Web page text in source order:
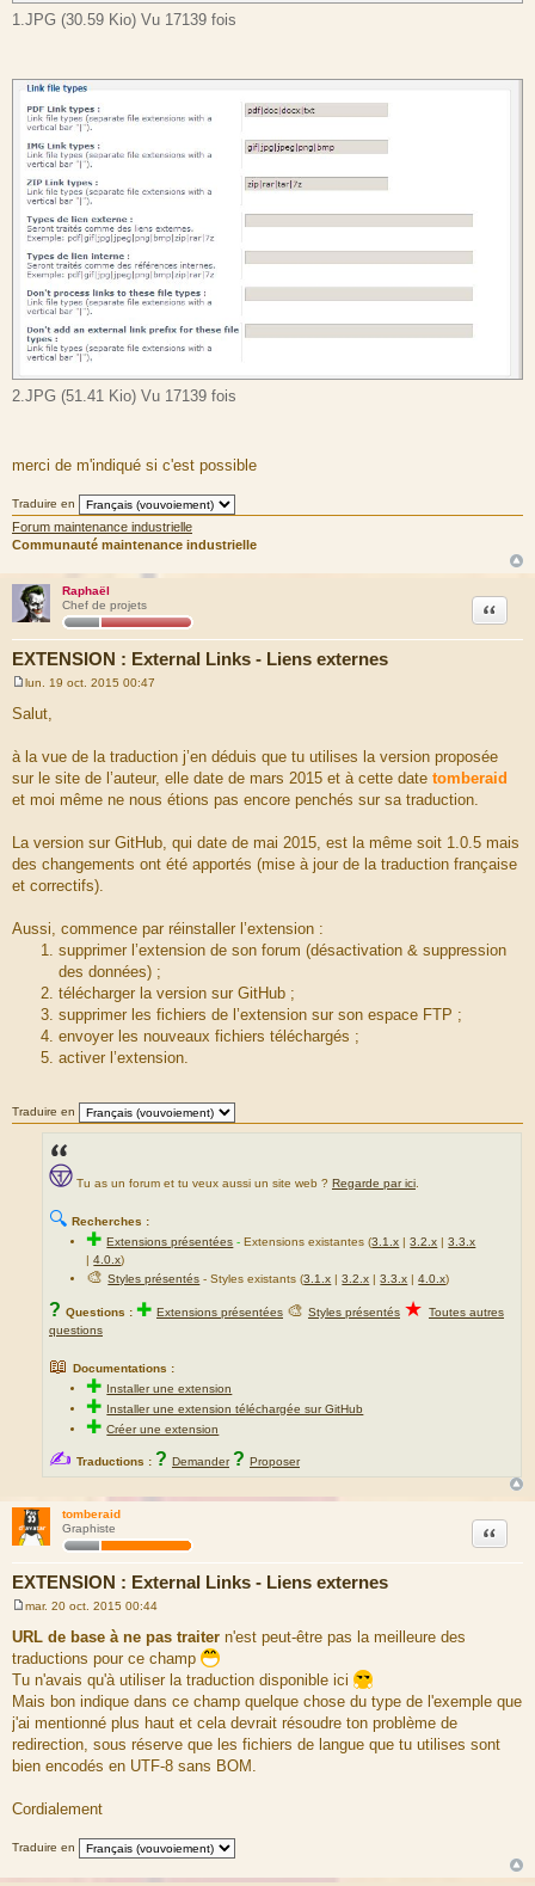
1.JPG (30.59 Kio) Vu 17139 fois
2.JPG (51.41 Kio) Vu 17139 fois
merci de m'indiqué si c'est possible
Traduire en
Forum maintenance industrielle
Communauté maintenance industrielle
Raphaël
Chef de projets
EXTENSION : External Links - Liens externes
Citation
e
s
a
g
e
lun. 19 oct. 2015 00:47
Salut,
à la vue de la traduction j’en déduis que tu utilises la version proposée
sur le site de l’auteur, elle date de mars 2015 et à cette date tomberaid
et moi même ne nous étions pas encore penchés sur sa traduction.
La version sur GitHub, qui date de mai 2015, est la même soit 1.0.5 mais
des changements ont été apportés (mise à jour de la traduction française
et correctifs).
Aussi, commence par réinstaller l’extension :
supprimer l’extension de son forum (désactivation & suppression
des données) ;
télécharger la version sur GitHub ;
supprimer les fichiers de l’extension sur son espace FTP ;
envoyer les nouveaux fichiers téléchargés ;
activer l’extension.
Traduire en
Tu as un forum et tu veux aussi un site web ? Regarde par ici.
🔍 Recherches :
✚Extensions présentées -Extensions existantes (3.1.x |3.2.x |3.3.x
|4.0.x)
🎨Styles présentés - Styles existants (3.1.x |3.2.x |3.3.x |4.0.x)
? Questions : ✚ Extensions présentées 🎨 Styles présentés ★ Toutes autres
questions
📖 Documentations :
✚ Installer une extension
✚ Installer une extension téléchargée sur GitHub
✚Créer une extension
✍ Traductions : ? Demander ? Proposer
tomberaid
Graphiste
EXTENSION : External Links - Liens externes
Citation
e
s
s
g
e
mar. 20 oct. 2015 00:44
URL de base à ne pas traiter n'est peut-être pas la meilleure des
traductions pour ce champ
Tu n'avais qu'à utiliser la traduction disponible ici
Mais bon indique dans ce champ quelque chose du type de l'exemple que
j'ai mentionné plus haut et cela devrait résoudre ton problème de
redirection, sous réserve que les fichiers de langue que tu utilises sont
bien encodés en UTF-8 sans BOM.
Cordialement
Traduire en